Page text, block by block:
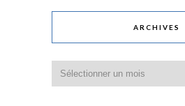
ARCHIVES